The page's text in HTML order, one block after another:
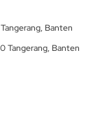
Banten
Tangerang, Banten